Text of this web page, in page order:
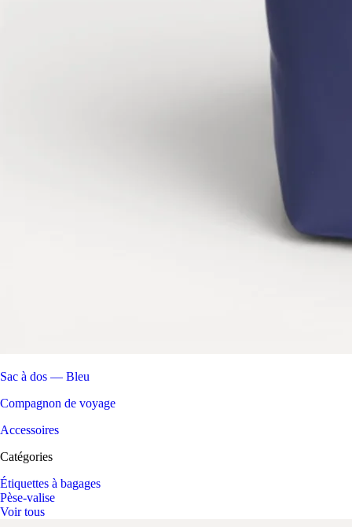
Sac à dos — Bleu
Compagnon de voyage
Accessoires
Catégories
Étiquettes à bagages
Pèse-valise
Voir tous